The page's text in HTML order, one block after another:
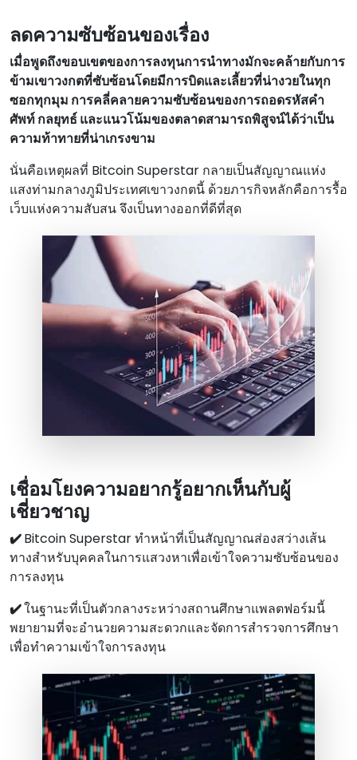
ลดความซับซ้อนของเรื่อง
เมื่อพูดถึงขอบเขตของการลงทุนการนําทางมักจะคล้ายกับการ
ข้ามเขาวงกตที่ซับซ้อนโดยมีการบิดและเลี้ยวที่น่างวยในทุก
ซอกทุกมุม การคลี่คลายความซับซ้อนของการถอดรหัสคํา
ศัพท์ กลยุทธ์ และแนวโน้มของตลาดสามารถพิสูจน์ได้ว่าเป็น
ความท้าทายที่น่าเกรงขาม
นั่นคือเหตุผลที่ Bitcoin Superstar กลายเป็นสัญญาณแห่ง
แสงท่ามกลางภูมิประเทศเขาวงกตนี้ ด้วยภารกิจหลักคือการรื้อ
เว็บแห่งความสับสน จึงเป็นทางออกที่ดีที่สุด
เชื่อมโยงความอยากรู้อยากเห็นกับผู้
เชี่ยวชาญ
✔️Bitcoin Superstar ทําหน้าที่เป็นสัญญาณส่องสว่างเส้น
ทางสําหรับบุคคลในการแสวงหาเพื่อเข้าใจความซับซ้อนของ
การลงทุน
✔️ในฐานะที่เป็นตัวกลางระหว่างสถานศึกษาแพลตฟอร์มนี้
พยายามที่จะอํานวยความสะดวกและจัดการสํารวจการศึกษา
เพื่อทําความเข้าใจการลงทุน